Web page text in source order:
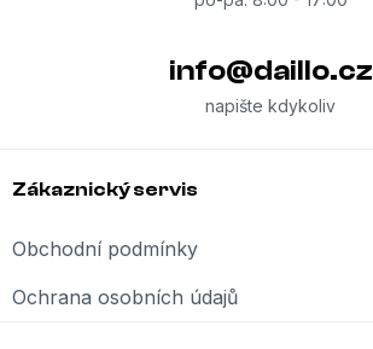
info@daillo.cz
Zákaznický servis
Obchodní podmínky
Ochrana osobních údajů